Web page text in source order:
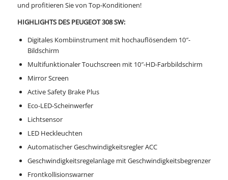
und profitieren Sie von Top-Konditionen!
HIGHLIGHTS DES PEUGEOT 308 SW:
Digitales Kombiinstrument mit hochauflösendem 10″-
Bildschirm
Multifunktionaler Touchscreen mit 10″-HD-Farbbildschirm
Mirror Screen
Active Safety Brake Plus
Eco-LED-Scheinwerfer
Lichtsensor
LED Heckleuchten
Automatischer Geschwindigkeitsregler ACC
Geschwindigkeitsregelanlage mit Geschwindigkeitsbegrenzer
Frontkollisionswarner